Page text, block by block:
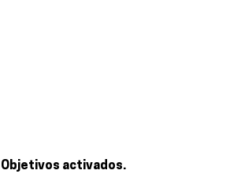
activados.